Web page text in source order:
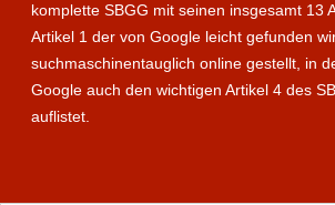
komplette SBGG mit seinen insgesamt 13
Artikel 1 der von Google leicht gefunden
suchmaschinentauglich online gestellt, in
Google auch den wichtigen Artikel 4 des
auflistet.